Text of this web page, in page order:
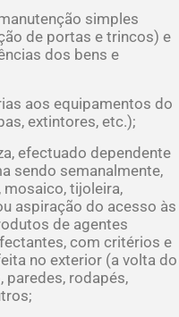
simples
de portas e trincos) e
dos bens e
aos equipamentos do
extintores, etc.);
efectuado dependente
sendo semanalmente,
mosaico, tijoleira,
aspiração do acesso às
de agentes
com critérios e
no exterior (a volta do
paredes, rodapés,